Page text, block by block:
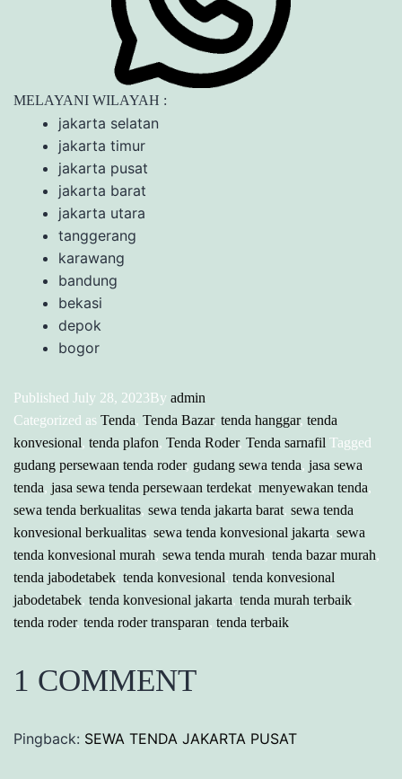
MELAYANI WILAYAH :
jakarta selatan
jakarta timur
jakarta pusat
jakarta barat
jakarta utara
tanggerang
karawang
bandung
bekasi
depok
bogor
Published July 28, 2023By admin
Categorized as Tenda, Tenda Bazar, tenda hanggar, tenda
konvesional, tenda plafon, Tenda Roder, Tenda sarnafil Tagged
gudang persewaan tenda roder, gudang sewa tenda, jasa sewa
tenda, jasa sewa tenda persewaan terdekat, menyewakan tenda,
sewa tenda berkualitas, sewa tenda jakarta barat, sewa tenda
konvesional berkualitas, sewa tenda konvesional jakarta, sewa
tenda konvesional murah, sewa tenda murah, tenda bazar murah,
tenda jabodetabek, tenda konvesional, tenda konvesional
jabodetabek, tenda konvesional jakarta, tenda murah terbaik,
tenda roder, tenda roder transparan, tenda terbaik
1 COMMENT
Pingback: SEWA TENDA JAKARTA PUSAT